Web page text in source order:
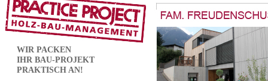
WIR PACKEN
IHR BAU-PROJEKT
PRAKTISCH AN!